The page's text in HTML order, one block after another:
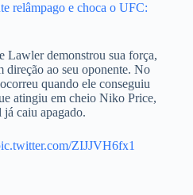
relâmpago e choca o UFC:
Lawler demonstrou sua força,
direção ao seu oponente. No
quando ele conseguiu
atingiu em cheio Niko Price,
caiu apagado.
ZIJJVH6fx1